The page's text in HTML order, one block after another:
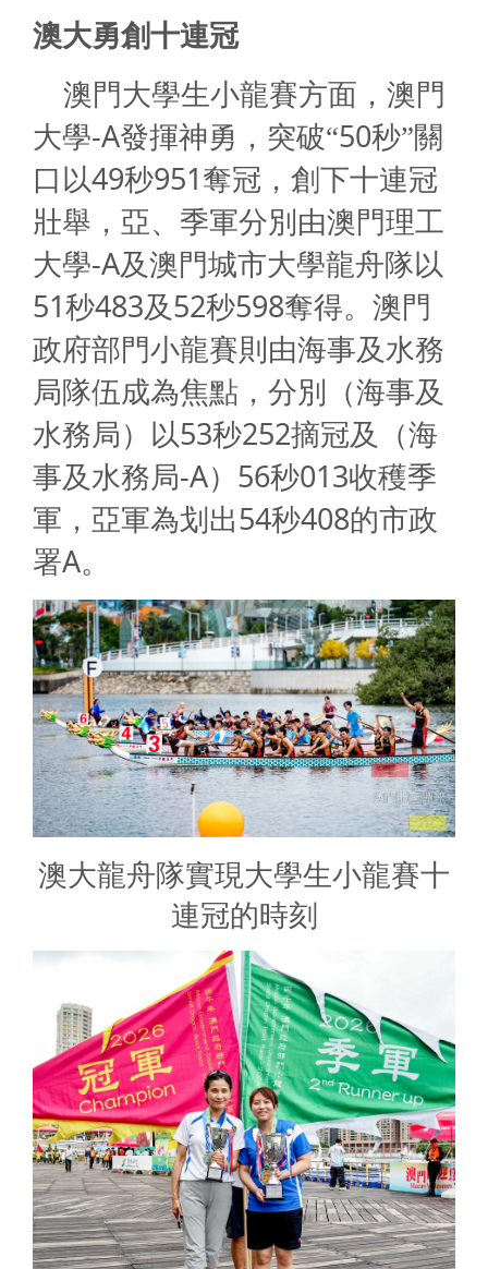
澳大勇創十連冠
澳門大學生小龍賽方面，澳門
大學-A發揮神勇，突破“50秒”關
口以49秒951 奪冠，創下十連冠
壯舉，亞、季軍分別由澳門理工
大學-A及澳門城市大學龍舟隊以
51秒483及 52秒598奪得。澳門
政府部門小龍賽則由海事及水務
局隊伍成為焦點，分別（海事及
水務局）以53秒252摘冠及（海
事及水務局-A） 56秒013收穫季
軍，亞軍為划出54秒408的市政
署A。
澳大龍舟隊實現大學生小龍賽十
連冠的時刻